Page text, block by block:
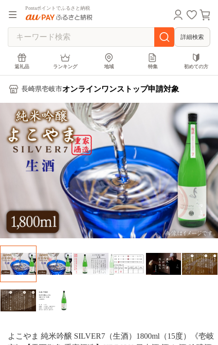
Pontaポイントでふるさと納税
詳細検索
返礼品 ランキング 地域 特集 初めての方
長崎県壱岐市オンラインワンストップ申請対象
よこやま 純米吟醸 SILVER7（生酒）1800ml（15度）《壱岐